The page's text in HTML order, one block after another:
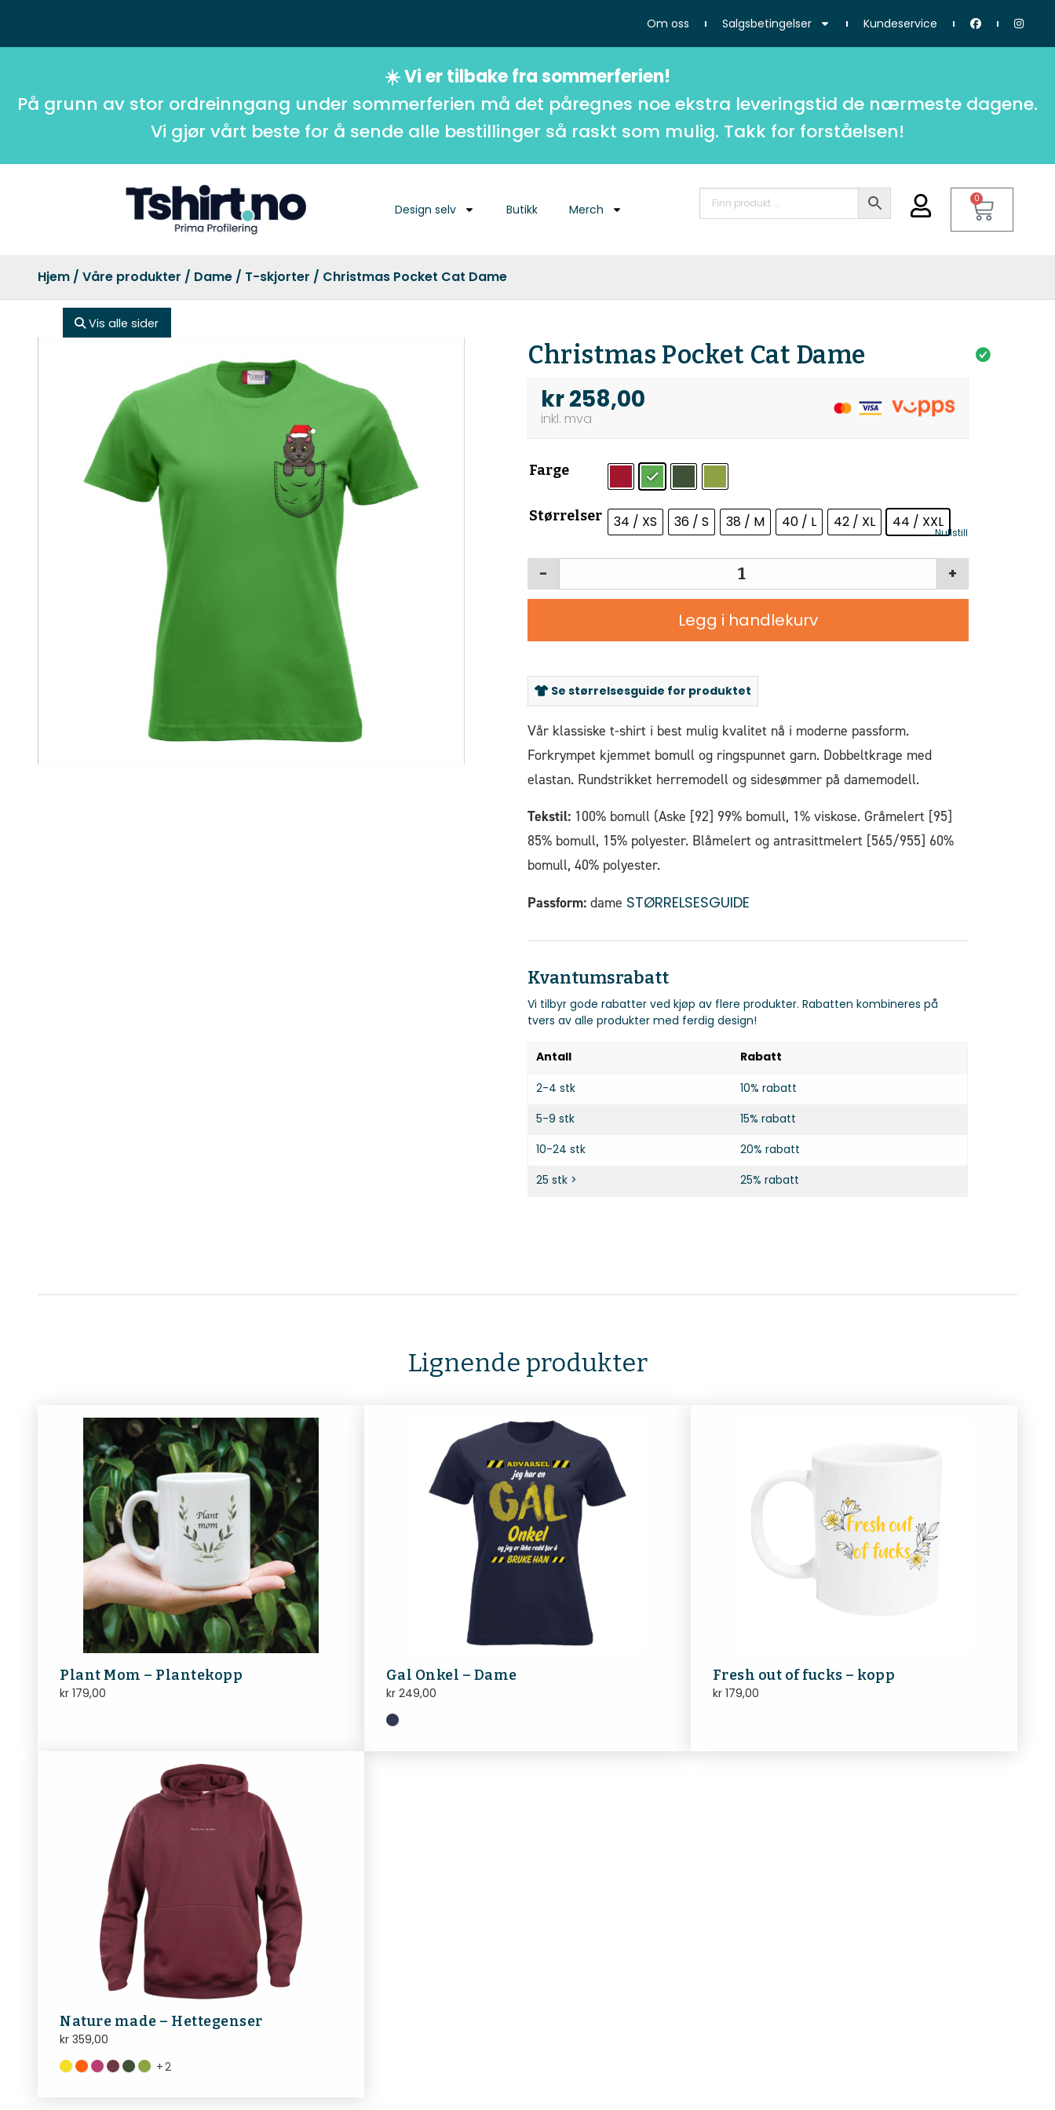
Om oss Salgsbetingelser Kundeservice
☀️ Vi er tilbake fra sommerferien!
På grunn av stor ordreinngang under sommerferien må det påregnes noe ekstra leveringstid de nærmeste dagene.
Vi gjør vårt beste for å sende alle bestillinger så raskt som mulig. Takk for forståelsen!
Design selv Butikk Merch
0
Hjem / Våre produkter / Dame / T-skjorter / Christmas Pocket Cat Dame
Vis alle sider
Christmas Pocket Cat Dame
kr258,00
Farge
Størrelser 34 / XS 36 / S 38 / M 40 / L 42 / XL 44 / XXL
Nullstill
+
-
Legg i handlekurv
Se størrelsesguide for produktet
Vår klassiske t-shirt i best mulig kvalitet nå i moderne passform.
Forkrympet kjemmet bomull og ringspunnet garn. Dobbeltkrage med
elastan. Rundstrikket herremodell og sidesømmer på damemodell.
Tekstil: 100% bomull (Aske [92] 99% bomull, 1% viskose. Gråmelert [95]
85% bomull, 15% polyester. Blåmelert og antrasittmelert [565/955] 60%
bomull, 40% polyester.
Passform: dame STØRRELSESGUIDE
Kvantumsrabatt
Vi tilbyr gode rabatter ved kjøp av flere produkter. Rabatten kombineres på
tvers av alle produkter med ferdig design!
Antall
Rabatt
2-4 stk
10% rabatt
5-9 stk
15% rabatt
10-24 stk
20% rabatt
25 stk >
25% rabatt
Lignende produkter
Plant Mom – Plantekopp
kr 179,00
Gal Onkel – Dame
kr249,00
Fresh out of fucks – kopp
kr179,00
Nature made – Hettegenser
kr 359,00
+2